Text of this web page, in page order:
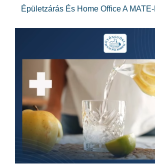
Épületzárás És Home Office A MATE-